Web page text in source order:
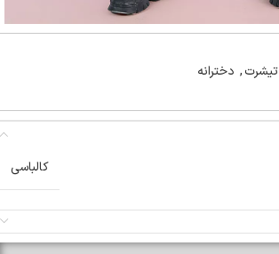
تیشرت, دخترانه
کالباسی